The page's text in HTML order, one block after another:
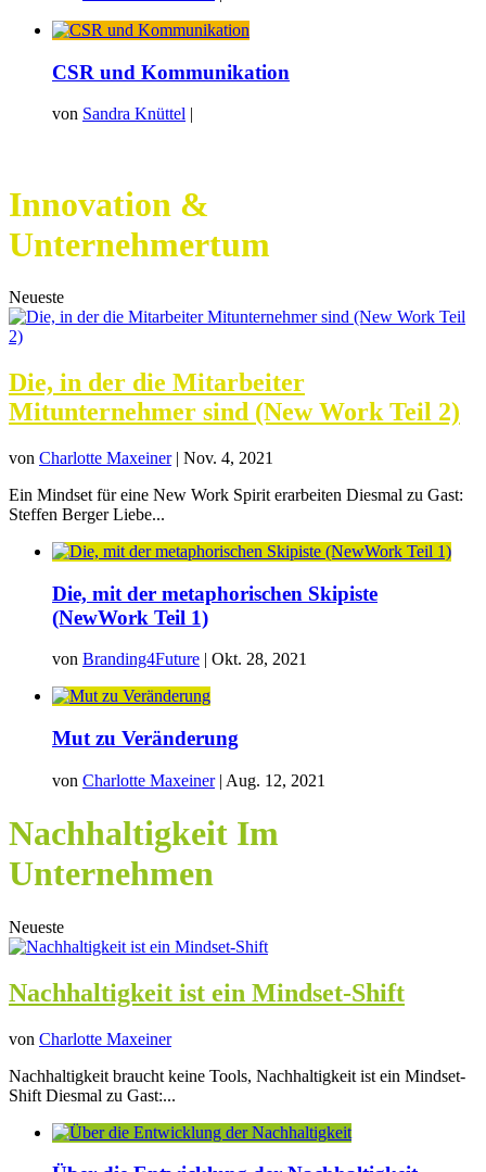
CSR und Kommunikation
von Sandra Knüttel |
Innovation &
Unternehmertum
Neueste
Die, in der die Mitarbeiter
Mitunternehmer sind (New Work Teil 2)
von Charlotte Maxeiner| Nov. 4, 2021
Ein Mindset für eine New Work Spirit erarbeiten Diesmal zu Gast:
Steffen Berger Liebe...
Die, mit der metaphorischen Skipiste
(NewWork Teil 1)
von Branding4Future | Okt. 28, 2021
Mut zu Veränderung
von Charlotte Maxeiner| Aug. 12, 2021
Nachhaltigkeit Im
Unternehmen
Neueste
Nachhaltigkeit ist ein Mindset-Shift
von Charlotte Maxeiner
Nachhaltigkeit braucht keine Tools, Nachhaltigkeit ist ein Mindset-
Shift Diesmal zu Gast:...